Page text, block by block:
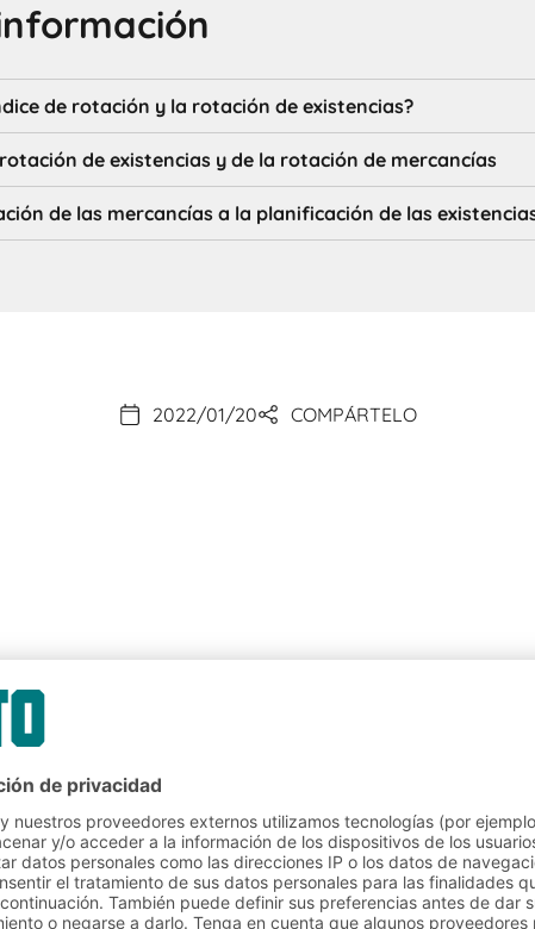
de rotación y la rotación de existencias?
de existencias y de la rotación de mercancías
de las mercancías a la planificación de las
2022/01/20 COMPÁRTELO